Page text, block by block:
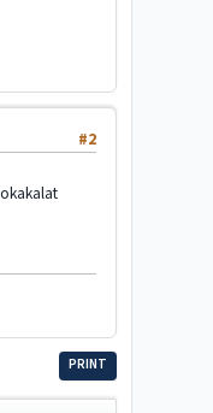
#2
PRINT